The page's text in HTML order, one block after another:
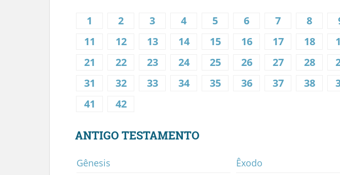
1 2 3 4 5 6 7 8
11
12 13 14 15 16 17 18
21
22 23 24 25 26 27 28
31
32 33 34 35 36 37 38
41
42
ANTIGO TESTAMENTO
Gênesis
Êxodo